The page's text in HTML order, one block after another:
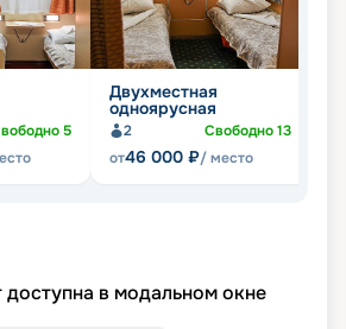
5
Двухместная
одноярусная
2 Свободно13
от46 000 ₽/ место
в модальном окне